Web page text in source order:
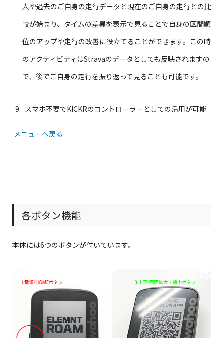
人や過去のご自身の走行データと現在のご自身の走行との比
較が始まり、タイムの差異を表示で見ることで自身の区間順
位のアップや走行の改善に役立てることができます。この時
のアクティビティはStravaのデータとしても反映されますの
で、後でご自身の走行を振り返って見ることも可能です。
スマホ不要でKICKRのコントローラーとしての活用が可能
メニューへ戻る
各ボタン機能
本体には6つのボタンが付いています。